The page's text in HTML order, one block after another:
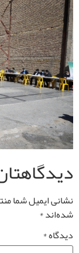
نشانی ایمیل شما
شده‌اند*
دیدگاه*